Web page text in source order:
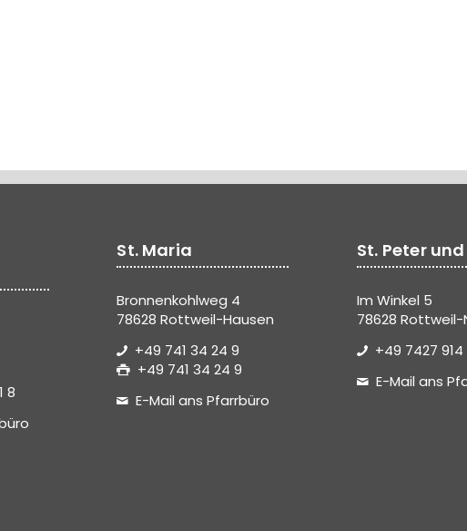
8
St. Maria
Bronnenkohlweg 4
78628 Rottweil-Hausen
+49 741 34 24 9
+49 741 34 24 9
E-Mail ans Pfarrbüro
St. Peter
Im Winkel 5
78628 Rottweil-
+49 7427 914
E-Mail ans